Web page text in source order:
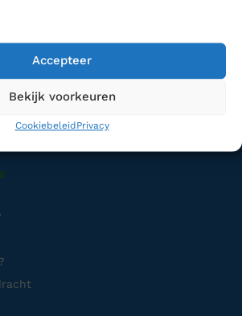
Accepteer
Bekijk voorkeuren
Cookiebeleid Privacy
(ZH)
info@labmakelaar.com
service@labmakelaar.com